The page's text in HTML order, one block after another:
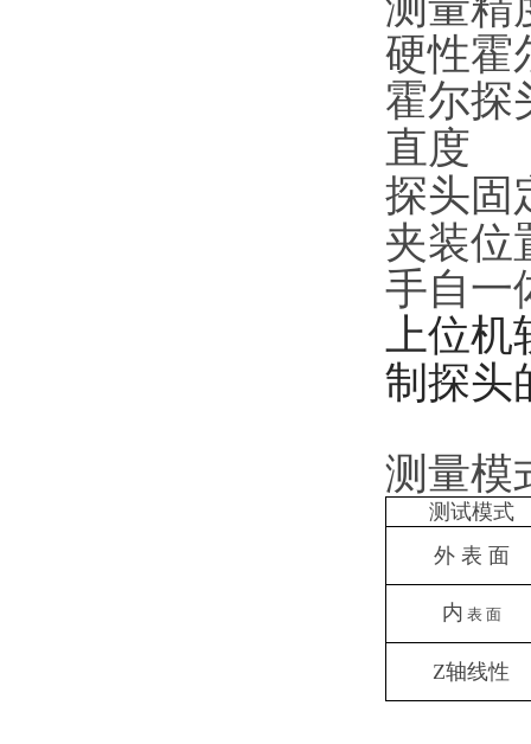
硬性霍
霍尔探
直度
探头固
夹装位
手自一
上位机
制探头
测量模
测试模式
外 表 面
内 表 面
Z轴线性